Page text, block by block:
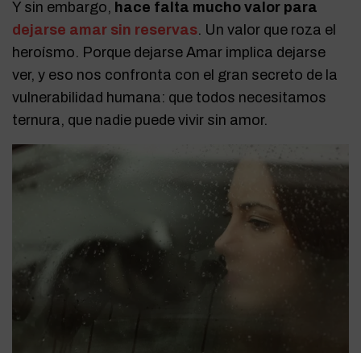
Y sin embargo, hace falta mucho valor para
dejarse amar sin reservas. Un valor que roza el
heroísmo. Porque dejarse Amar implica dejarse
ver, y eso nos confronta con el gran secreto de la
vulnerabilidad humana: que todos necesitamos
ternura, que nadie puede vivir sin amor.